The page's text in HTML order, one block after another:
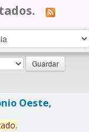
Oeste,
.